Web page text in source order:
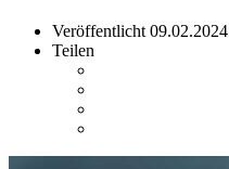
Veröffentlicht 09.02.2024
Teilen